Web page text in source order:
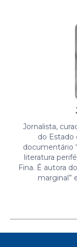
Jornalista,
do Estado
documentário
literatura
Fina. É autora
marginal”